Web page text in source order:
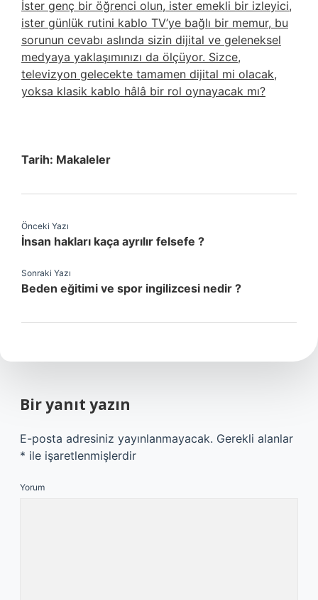
İster genç bir öğrenci olun, ister emekli bir izleyici,
ister günlük rutini kablo TV’ye bağlı bir memur, bu
sorunun cevabı aslında sizin dijital ve geleneksel
medyaya yaklaşımınızı da ölçüyor. Sizce,
televizyon gelecekte tamamen dijital mi olacak,
yoksa klasik kablo hâlâ bir rol oynayacak mı?
Tarih: Makaleler
Önceki Yazı
İnsan hakları kaça ayrılır felsefe ?
Sonraki Yazı
Beden eğitimi ve spor ingilizcesi nedir ?
Bir yanıt yazın
E-posta adresiniz yayınlanmayacak. Gerekli alanlar
* ile işaretlenmişlerdir
Yorum